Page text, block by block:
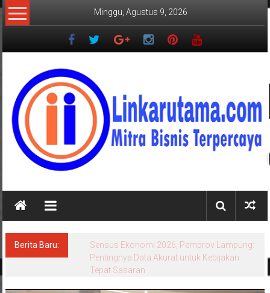
Lompat
ke
Minggu, Agustus 9, 2026
LINKARUTAMA.COM
Mitra
Terpercaya
Berita Baru:
Sensus Ekonomi 2026, Pemprov Lampung:
Pentingnya Data Akurat untuk Kebijakan
Tepat Sasaran